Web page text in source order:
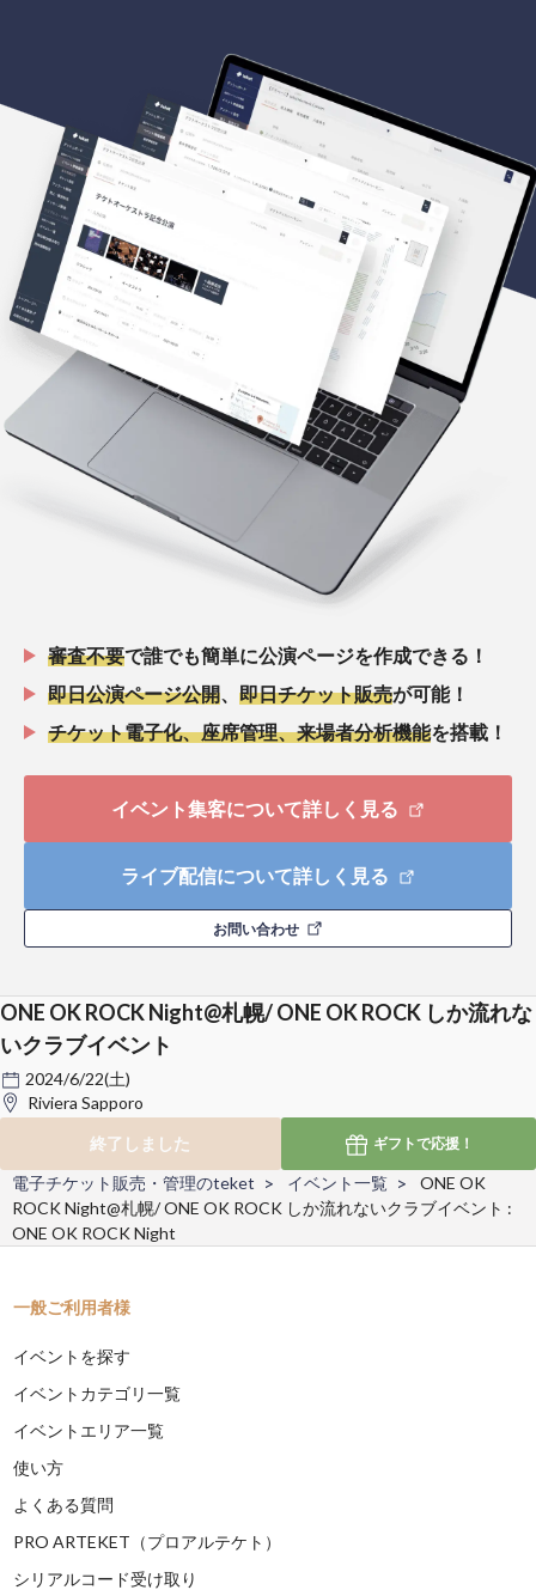
審査不要で誰でも簡単に公演ページを作成できる！
即日公演ページ公開
即日チケット販売が可能！
チケット電子化、座席管理、来場者分析機能を搭載！
イベント集客について詳しく見る
ライブ配信について詳しく見る
お問い合わせ
ONE OK ROCK Night@札幌/ ONE OK ROCK しか流れな
いクラブイベント
2024/6/22(土)
Riviera Sapporo
終了しました
ギフトで応援！
電子チケット販売・管理のteket イベント一覧
ONE OK
ROCK Night@札幌/ ONE OK ROCK しか流れないクラブイベント :
ONE OK ROCK Night
一般ご利用者様
イベントを探す
イベントカテゴリ一覧
イベントエリア一覧
使い方
よくある質問
PRO ARTEKET（プロアルテケト）
シリアルコード受け取り